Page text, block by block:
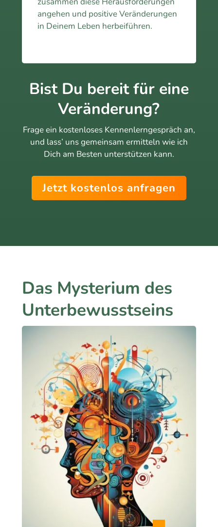
Bist Du bereit für eine
Veränderung?
Frage ein kostenloses Kennenlerngespräch an,
und lass’ uns gemeinsam ermitteln wie ich
Dich am Besten unterstützen kann.
Jetzt kostenlos anfragen
angehen und positive Veränderungen
in Deinem Leben herbeiführen.
Das Mysterium des
Unterbewusstseins